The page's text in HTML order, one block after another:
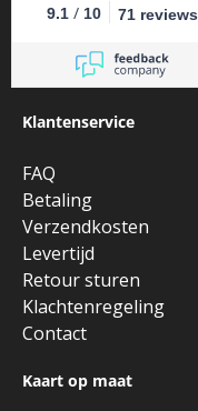
9.1 / 10 71 reviews
Klantenservice
FAQ
Betaling
Verzendkosten
Levertijd
Retour sturen
Klachtenregeling
Contact
Kaart op maat